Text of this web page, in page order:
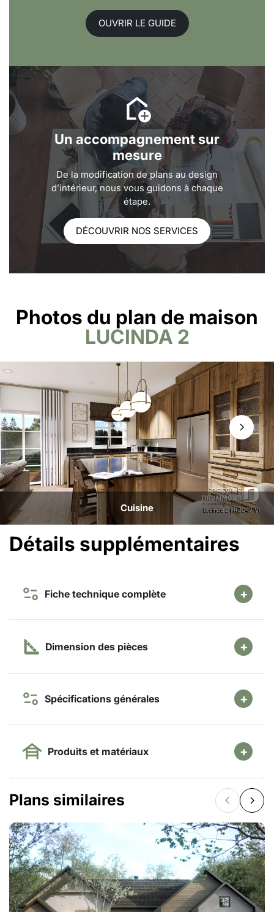
OUVRIR LE GUIDE
Un accompagnement sur
mesure
De la modification de plans au design
d’intérieur, nous vous guidons à chaque
étape.
DÉCOUVRIR NOS SERVICES
Photos du plan de maison
LUCINDA 2
Cuisine
Détails supplémentaires
Fiche technique complète
Dimension des pièces
Spécifications générales
Produits et matériaux
Plans similaires